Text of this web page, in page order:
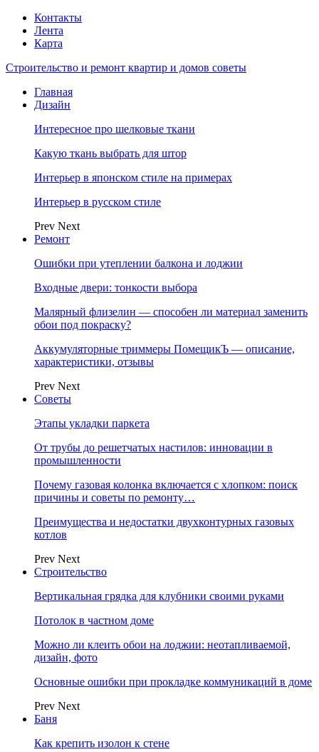
Контакты
Лента
Карта
Строительство и ремонт квартир и домов советы
Главная
Дизайн
Интересное про шелковые ткани
Какую ткань выбрать для штор
Интерьер в японском стиле на примерах
Интерьер в русском стиле
Prev Next
Ремонт
Ошибки при утеплении балкона и лоджии
Входные двери: тонкости выбора
Малярный флизелин — способен ли материал заменить
обои под покраску?
Аккумуляторные триммеры ПомещикЪ — описание,
характеристики, отзывы
Prev Next
Советы
Этапы укладки паркета
От трубы до решетчатых настилов: инновации в
промышленности
Почему газовая колонка включается с хлопком: поиск
причины и советы по ремонту…
Преимущества и недостатки двухконтурных газовых
котлов
Prev Next
Строительство
Вертикальная грядка для клубники своими руками
Потолок в частном доме
Можно ли клеить обои на лоджии: неотапливаемой,
дизайн, фото
Основные ошибки при прокладке коммуникаций в доме
Prev Next
Баня
Как крепить изолон к стене